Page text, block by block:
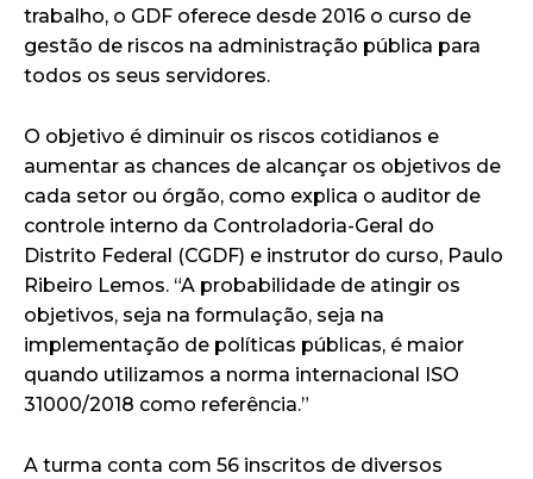
trabalho, o GDF oferece desde 2016 o curso de
gestão de riscos na administração pública para
todos os seus servidores.
O objetivo é diminuir os riscos cotidianos e
aumentar as chances de alcançar os objetivos de
cada setor ou órgão, como explica o auditor de
controle interno da Controladoria-Geral do
Distrito Federal (CGDF) e instrutor do curso, Paulo
Ribeiro Lemos. “A probabilidade de atingir os
objetivos, seja na formulação, seja na
implementação de políticas públicas, é maior
quando utilizamos a norma internacional ISO
31000/2018 como referência.”
A turma conta com 56 inscritos de diversos